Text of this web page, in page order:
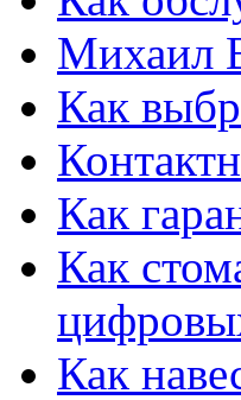
Михаил
Как
Как
Как
Как